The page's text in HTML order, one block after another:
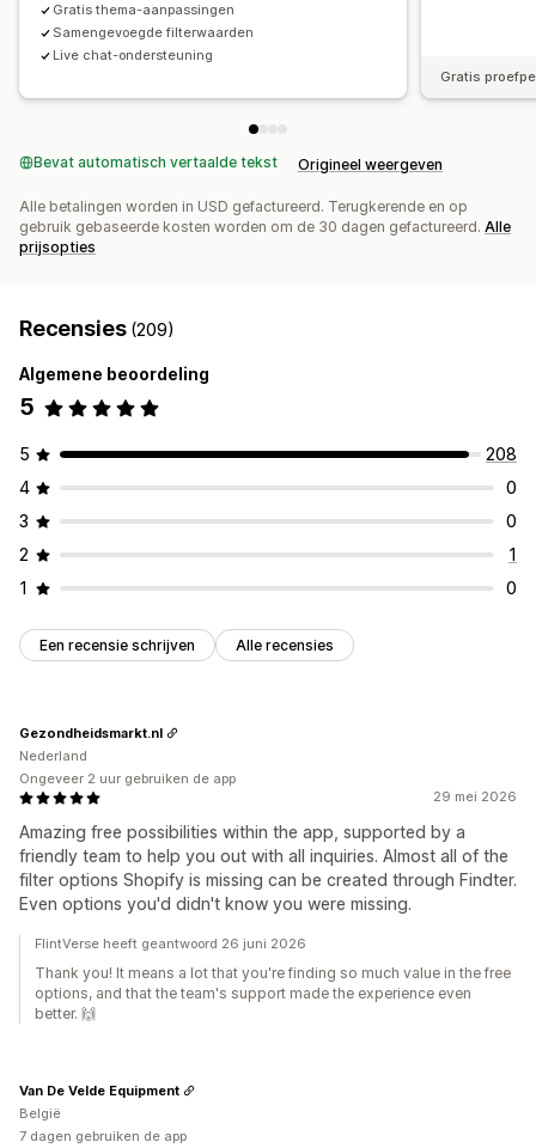
Gratis thema-aanpassingen
Samengevoegde filterwaarden
Live chat-ondersteuning
Gratis
Bevat automatisch vertaalde tekst Origineel weergeven
Alle betalingen worden in USD gefactureerd. Terugkerende en op
gebruik gebaseerde kosten worden om de 30 dagen gefactureerd. Alle
prijsopties
Recensies (209)
Algemene beoordeling
5
5
208
4
0
3
0
2
1
1
0
Een recensie schrijven Alle recensies
29 mei 2026
Amazing free possibilities within the app, supported by a
friendly team to help you out with all inquiries. Almost all of the
filter options Shopify is missing can be created through Findter.
Even options you'd didn't know you were missing.
Gezondheidsmarkt.nl
Nederland
Ongeveer 2 uur gebruiken de app
FlintVerse heeft geantwoord 26 juni 2026
Thank you! It means a lot that you're finding so much value in the free
options, and that the team's support made the experience even
better. 🙌
Van De Velde Equipment
België
7 dagen gebruiken de app